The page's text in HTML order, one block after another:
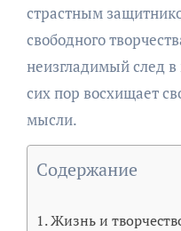
страстным
свободного
неизгладимый след
сих пор восхищает
мысли.
Содержание
Жизнь и